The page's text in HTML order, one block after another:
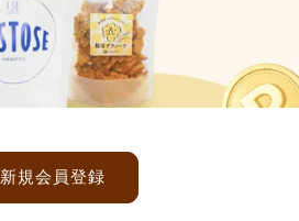
新規会員登録